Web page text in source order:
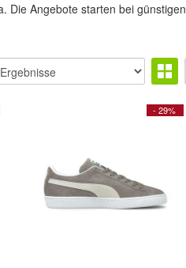
Die Angebote starten bei günstigen
- 29%